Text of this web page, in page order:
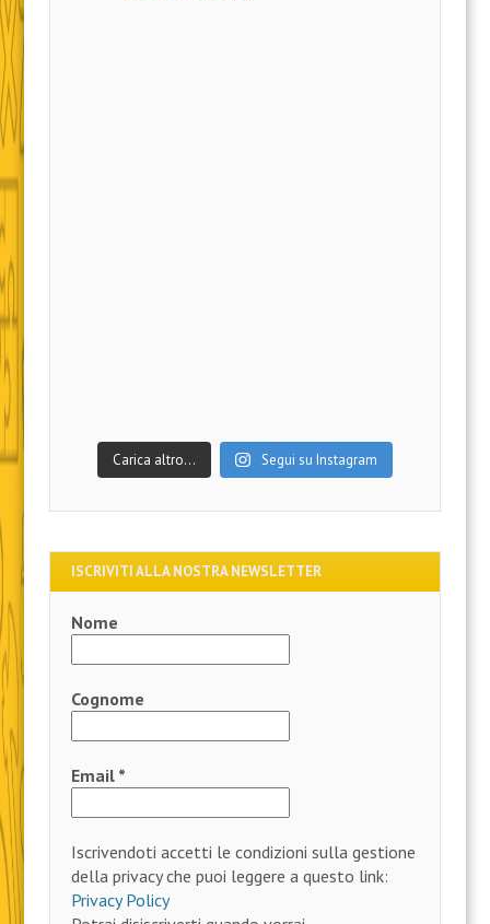
Carica altro… Segui su Instagram
ISCRIVITI ALLA NOSTRA NEWSLETTER
Nome
Cognome
Email *
Iscrivendoti accetti le condizioni sulla gestione
della privacy che puoi leggere a questo link:
Privacy Policy